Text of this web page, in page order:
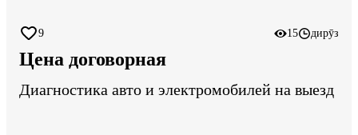
9 15 дирӯз
Цена договорная
Диагностика авто и электромобилей на выезд